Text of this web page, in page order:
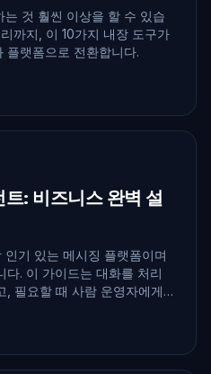
것 훨씬 이상을 할 수 있습
까지, 이 10가지 내장 도구가
플랫폼으로 전환합니다.
: 비즈니스 완벽 설
기 있는 메시징 플랫폼이며
다. 이 가이드는 대화를 처리
, 필요할 때 사람 운영자에게